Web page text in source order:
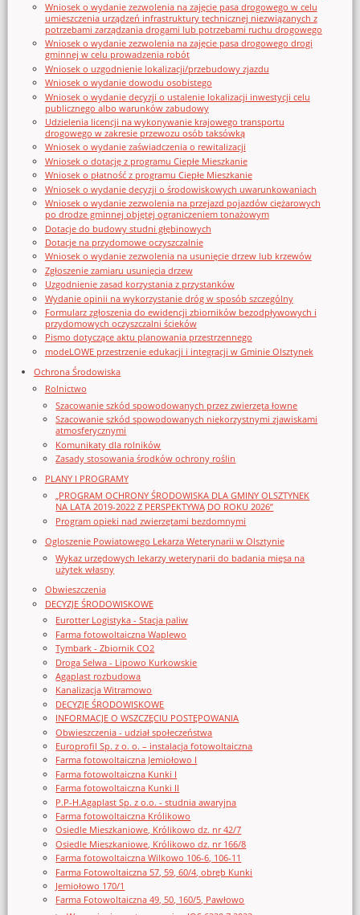
Wniosek o wydanie zezwolenia na zajęcie pasa drogowego w celu
umieszczenia urządzeń infrastruktury technicznej niezwiązanych z
potrzebami zarządzania drogami lub potrzebami ruchu drogowego
Wniosek o wydanie zezwolenia na zajęcie pasa drogowego drogi
gminnej w celu prowadzenia robót
Wniosek o uzgodnienie lokalizacji/przebudowy zjazdu
Wniosek o wydanie dowodu osobistego
Wniosek o wydanie decyzji o ustalenie lokalizacji inwestycji celu
publicznego albo warunków zabudowy
Udzielenia licencji na wykonywanie krajowego transportu
drogowego w zakresie przewozu osób taksówką
Wniosek o wydanie zaświadczenia o rewitalizacji
Wniosek o dotację z programu Ciepłe Mieszkanie
Wniosek o płatność z programu Ciepłe Mieszkanie
Wniosek o wydanie decyzji o środowiskowych uwarunkowaniach
Wniosek o wydanie zezwolenia na przejazd pojazdów ciężarowych
po drodze gminnej objętej ograniczeniem tonażowym
Dotacje do budowy studni głębinowych
Dotacje na przydomowe oczyszczalnie
Wniosek o wydanie zezwolenia na usunięcie drzew lub krzewów
Zgłoszenie zamiaru usunięcia drzew
Uzgodnienie zasad korzystania z przystanków
Wydanie opinii na wykorzystanie dróg w sposób szczególny
Formularz zgłoszenia do ewidencji zbiorników bezodpływowych i
przydomowych oczyszczalni ścieków
Pismo dotyczące aktu planowania przestrzennego
modeLOWE przestrzenie edukacji i integracji w Gminie Olsztynek
Ochrona Środowiska
Rolnictwo
Szacowanie szkód spowodowanych przez zwierzęta łowne
Szacowanie szkód spowodowanych niekorzystnymi zjawiskami
atmosferycznymi
Komunikaty dla rolników
Zasady stosowania środków ochrony roślin
PLANY I PROGRAMY
„PROGRAM OCHRONY ŚRODOWISKA DLA GMINY OLSZTYNEK
NA LATA 2019-2022 Z PERSPEKTYWĄ DO ROKU 2026”
Program opieki nad zwierzętami bezdomnymi
Ogloszenie Powiatowego Lekarza Weterynarii w Olsztynie
Wykaz urzędowych lekarzy weterynarii do badania mięsa na
użytek własny
Obwieszczenia
DECYZJE ŚRODOWISKOWE
Eurotter Logistyka - Stacja paliw
Farma fotowoltaiczna Waplewo
Tymbark - Zbiornik CO2
Droga Selwa - Lipowo Kurkowskie
Agaplast rozbudowa
Kanalizacja Witramowo
DECYZJE ŚRODOWISKOWE
INFORMACJE O WSZCZĘCIU POSTĘPOWANIA
Obwieszczenia - udział społeczeństwa
Europrofil Sp. z o. o. – instalacja fotowoltaiczna
Farma fotowoltaiczna Jemiołowo I
Farma fotowoltaiczna Kunki I
Farma fotowoltaiczna Kunki II
P.P-H.Agaplast Sp. z o.o. - studnia awaryjna
Farma fotowoltaiczna Królikowo
Osiedle Mieszkaniowe, Królikowo dz. nr 42/7
Osiedle Mieszkaniowe, Królikowo dz. nr 166/8
Farma fotowoltaiczna Wilkowo 106-6, 106-11
Farma Fotowoltaiczna 57, 59, 60/4, obręb Kunki
Jemiołowo 170/1
Farma Fotowoltaiczna 49, 50, 160/5, Pawłowo